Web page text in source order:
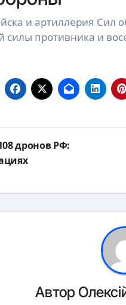
и артиллерия Сил
силы противника и
дронов РФ:
Автор